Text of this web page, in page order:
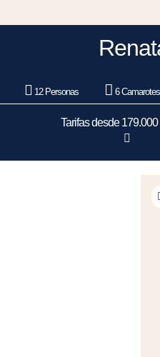
12 Personas 6 Camarotes
Tarifas desde